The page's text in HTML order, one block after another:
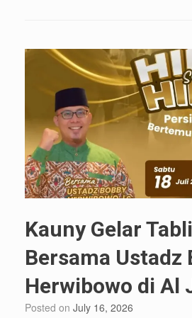
Kauny Gelar
Bersama Ustadz
Herwibowo di Al
Posted on July 16, 2026